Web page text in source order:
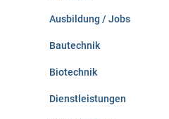
Ausbildung / Jobs
Bautechnik
Biotechnik
Dienstleistungen